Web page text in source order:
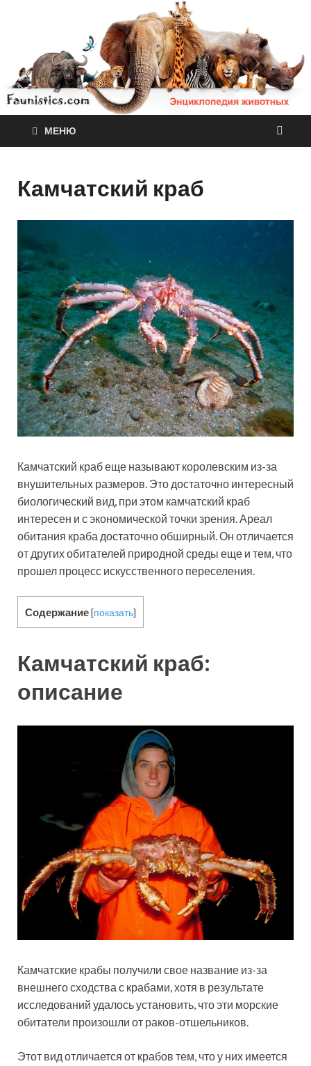
МЕНЮ
Камчатский краб
Камчатский краб еще называют королевским из-за
внушительных размеров. Это достаточно интересный
биологический вид, при этом камчатский краб
интересен и с экономической точки зрения. Ареал
обитания краба достаточно обширный. Он отличается
от других обитателей природной среды еще и тем, что
прошел процесс искусственного переселения.
Содержание[показать]
Камчатский краб:
описание
Камчатские крабы получили свое название из-за
внешнего сходства с крабами, хотя в результате
исследований удалось установить, что эти морские
обитатели произошли от раков-отшельников.
Этот вид отличается от крабов тем, что у них имеется